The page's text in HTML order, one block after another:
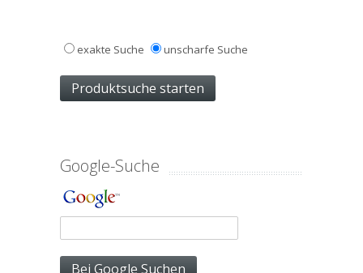
exakte Suche unscharfe Suche
Google-Suche